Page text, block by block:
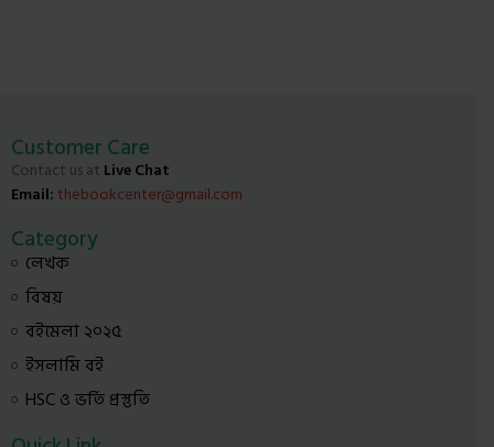
Customer Care
Contact us at Live Chat
Email: thebookcenter@gmail.com
Category
লেখক
বিষয়
বইমেলা ২০২৫
ইসলামি বই
HSC ও ভর্তি প্রস্তুতি